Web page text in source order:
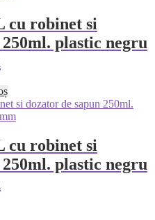
cu robinet si
plastic negru
cu robinet si
plastic negru